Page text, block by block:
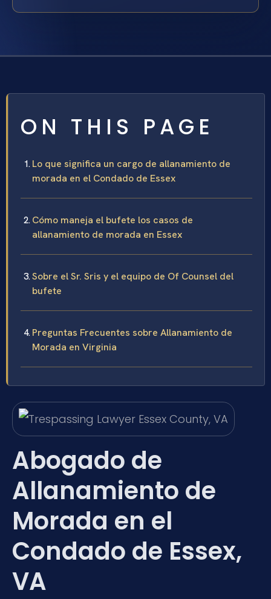
ON THIS PAGE
Lo que significa un cargo de allanamiento de
morada en el Condado de Essex
Cómo maneja el bufete los casos de
allanamiento de morada en Essex
Sobre el Sr. Sris y el equipo de Of Counsel del
bufete
Preguntas Frecuentes sobre Allanamiento de
Morada en Virginia
Abogado de
Allanamiento de
Morada en el
Condado de Essex,
VA